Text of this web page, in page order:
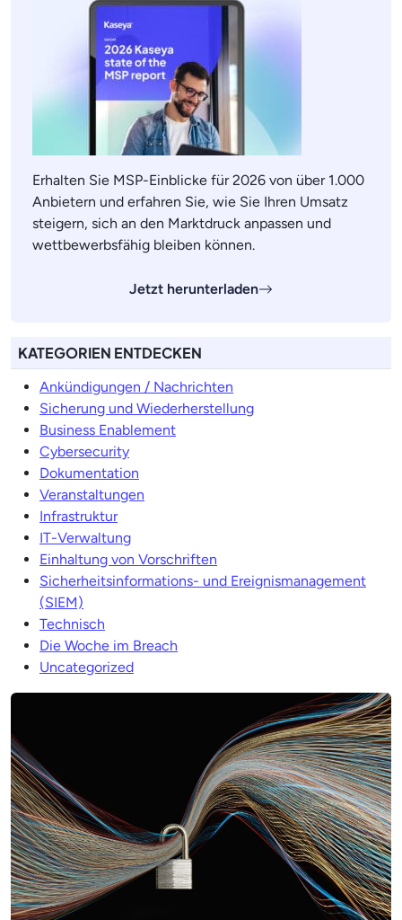
Erhalten Sie MSP-Einblicke für 2026 von über 1.000
Anbietern und erfahren Sie, wie Sie Ihren Umsatz
steigern, sich an den Marktdruck anpassen und
wettbewerbsfähig bleiben können.
Jetzt herunterladen
KATEGORIEN ENTDECKEN
Ankündigungen / Nachrichten
Sicherung und Wiederherstellung
Business Enablement
Cybersecurity
Dokumentation
Veranstaltungen
Infrastruktur
IT-Verwaltung
Einhaltung von Vorschriften
Sicherheitsinformations- und Ereignismanagement
(SIEM)
Technisch
Die Woche im Breach
Uncategorized